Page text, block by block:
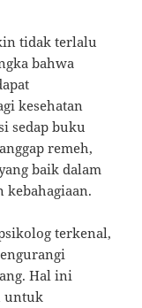
tidak terlalu
bahwa
kesehatan
sedap buku
remeh,
baik dalam
kebahagiaan.
terkenal,
Hal ini
untuk